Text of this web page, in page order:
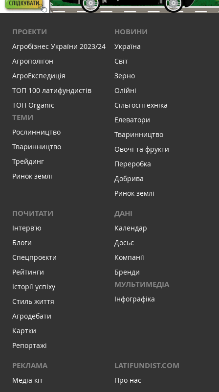
ПРОЕКТИ
Агробізнес України 2023/24
Агрополігон
АгроЕкспедиція
ТОП 100 латифундистів
ТОП Organic
ТЕМИ
Рослинництво
Тваринництво
Трейдинг
Ринок землі
НОВИНИ
Україна
Світ
Зерно
Олійні
Сільгосптехніка
Елеватори
Тваринництво
Овочі та фрукти
Переробка
Добрива
Ринок землі
ПОЧИТАТИ
Інтервʼю
Блоги
Спецпроєкти
Рейтинги
Історії успіху
Стиль життя
Агродебати
Картки
Репортажі
ДАНІ
Календар
Досьє
Компанії
Бренди
МУЛЬТИМЕДІА
Інфографіка
РЕКЛАМА
Медіа кіт
LATIFUNDIST.COM
Про нас